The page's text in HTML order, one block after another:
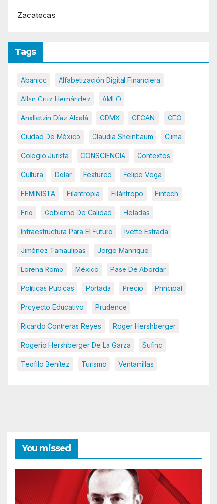
Zacatecas
Tags
Abanico Alfabetización Digital Financiera
Allan Cruz Hernández AMLO
Analletzin Díaz Alcalá CDMX CECANI CEO
Ciudad De México Claudia Sheinbaum Clima
Colegio Jurista CONSCIENCIA Contextos
Cultura Dolar Featured Felipe Vega
FEMINISTA Filantropia Filántropo Fintech
Frio Gobierno De Calidad Heladas
Infraestructura Para El Futuro Ivette Estrada
Jiménez Tamaulipas Jorge Manrique
Lorena Romo México Pase De Abordar
Políticas Púbicas Portada Precio Principal
Proyecto Educativo Prudence
Ricardo Contreras Reyes Roger Hershberger
Rogerio Hershberger De La Garza Sufinc
Teofilo Benítez Turismo Ventamillas
You missed